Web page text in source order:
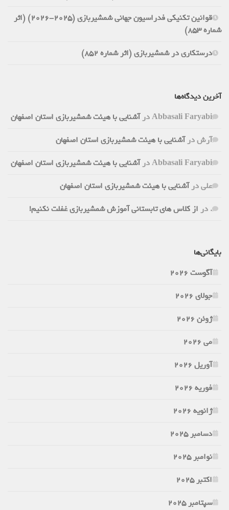
قوانین تکنیکی فدراسیون جهانی شمشیربازی (2025-2026) (اثر
شماره 853)
درستکاری در شمشیربازی (اثر شماره 852)
آخرین دیدگاه‌ها
Abbasali Faryabiدرآشنایی با هیئت شمشیربازی استان اصفهان
آرشدرآشنایی با هیئت شمشیربازی استان اصفهان
Abbasali Faryabiدرآشنایی با هیئت شمشیربازی استان اصفهان
علیدرآشنایی با هیئت شمشیربازی استان اصفهان
. در از کلاس های تابستانی آموزش شمشیربازی غفلت نکنیم!
بایگانی‌ها
آگوست 2026
جولای 2026
ژوئن 2026
می 2026
آوریل 2026
فوریه 2026
ژانویه 2026
دسامبر 2025
نوامبر 2025
اکتبر 2025
سپتامبر 2025